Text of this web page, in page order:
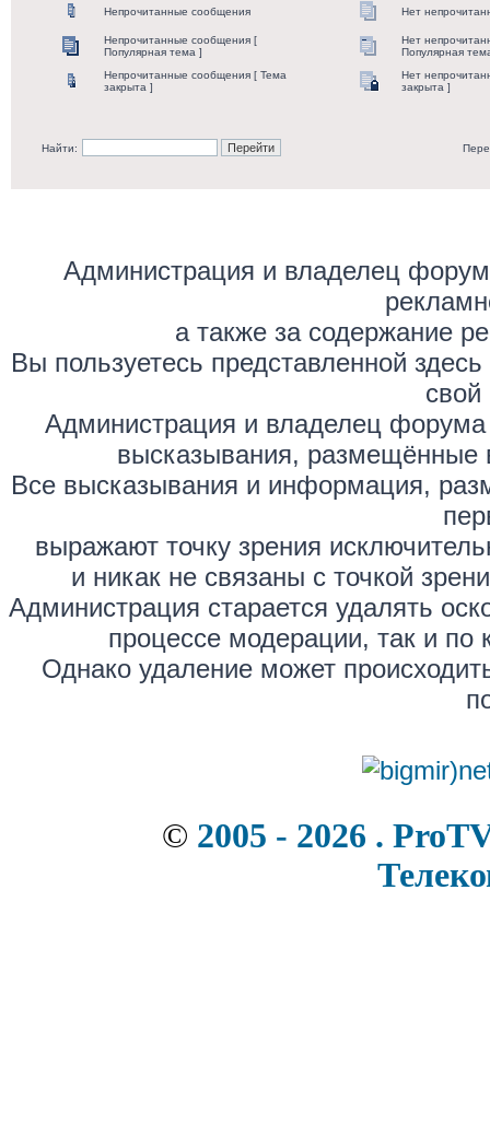
Непрочитанные сообщения Нет
Непрочитанные сообщения [
Популярная тема ]
Нет
Популярная
Непрочитанные сообщения [ Тема
закрыта ]
Нет
закрыта ]
Найти:
Администрация и владелец
а также за содержание
Вы пользуетесь представленной
свой
Администрация и владелец форума
высказывания, размещённые
Все высказывания и информация,
выражают точку зрения
и никак не связаны с точкой
Администрация старается удалять
процессе модерации, так и по
Однако удаление может
© 2005 - 2026 .